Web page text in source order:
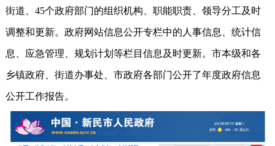
街道、45个政府部门的组织机构、职能职责、领导分工及时
调整和更新。政府网站信息公开专栏中的人事信息、统计信
息、应急管理、规划计划等栏目信息及时更新。市本级和各
乡镇政府、街道办事处、市政府各部门公开了年度政府信息
公开工作报告。